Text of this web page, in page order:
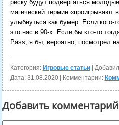
риску будут подвергаться
магический термин «проигрывают
улыбнуться как бумер. Если кого-
это нас в 90-х. Если бы кто-то
Pass, я бы, вероятно, посмотрел
Категория: Игровые статьи|
Дата: 31.08.2020| Комментарии:
Добавить комментарий